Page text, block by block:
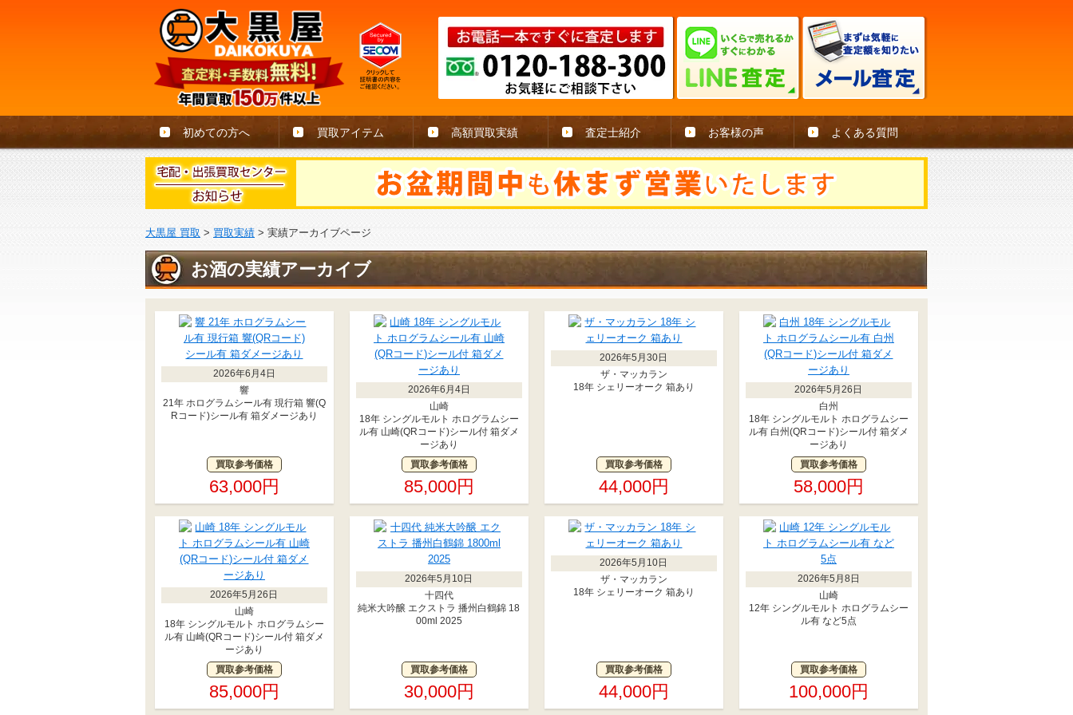
初めての方へ 買取アイテム 高額買取実績 査定士紹介 お客様の声 よくある質問
大黒屋 買取 > 買取実績 > 実績アーカイブページ
お酒の実績アーカイブ
2026年6月4日
響
21年 ホログラムシール有 現行箱 響(Q
Rコード)シール有 箱ダメージあり
買取参考価格
63,000円
2026年6月4日
山崎
18年 シングルモルト ホログラムシー
ル有 山崎(QRコード)シール付 箱ダメ
ージあり
買取参考価格
85,000円
2026年5月30日
ザ・マッカラン
18年 シェリーオーク 箱あり
買取参考価格
44,000円
2026年5月26日
白州
18年 シングルモルト ホログラムシー
ル有 白州(QRコード)シール付 箱ダメ
ージあり
買取参考価格
58,000円
2026年5月26日
山崎
18年 シングルモルト ホログラムシー
ル有 山崎(QRコード)シール付 箱ダメ
ージあり
買取参考価格
85,000円
2026年5月10日
十四代
純米大吟醸 エクストラ 播州白鶴錦 18
00ml 2025
買取参考価格
30,000円
2026年5月10日
ザ・マッカラン
18年 シェリーオーク 箱あり
買取参考価格
44,000円
2026年5月8日
山崎
12年 シングルモルト ホログラムシー
ル有 など5点
買取参考価格
100,000円